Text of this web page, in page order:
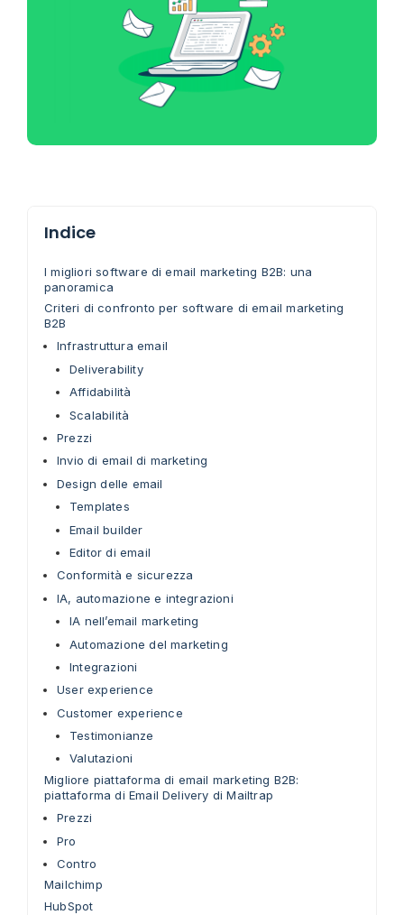
Indice
I migliori software di email marketing B2B: una
panoramica
Criteri di confronto per software di email marketing
B2B
Infrastruttura email
Deliverability
Affidabilità
Scalabilità
Prezzi
Invio di email di marketing
Design delle email
Templates
Email builder
Editor di email
Conformità e sicurezza
IA, automazione e integrazioni
IA nell’email marketing
Automazione del marketing
Integrazioni
User experience
Customer experience
Testimonianze
Valutazioni
Migliore piattaforma di email marketing B2B:
piattaforma di Email Delivery di Mailtrap
Prezzi
Pro
Contro
Mailchimp
HubSpot